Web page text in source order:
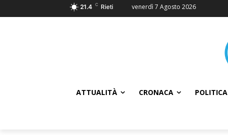
21.4 C Rieti venerdì 7 Agosto 2026
ATTUALITÀ CRONACA POLITICA